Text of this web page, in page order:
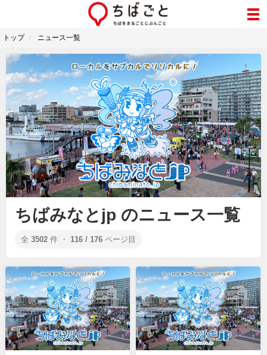
トップ ニュース一覧
ちばみなとjp のニュース一覧
全 3502 件 ・ 116 / 176 ページ目